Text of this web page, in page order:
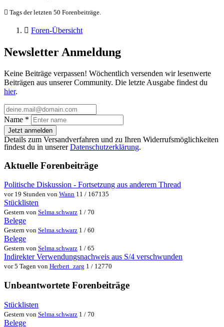
Tags der letzten 50 Forenbeiträge.
Foren-Übersicht
Newsletter Anmeldung
Keine Beiträge verpassen! Wöchentlich versenden wir lesenwerte
Beiträgen aus unserer Community. Die letzte Ausgabe findest du
hier.
Name *
Jetzt anmelden
Details zum Versandverfahren und zu Ihren Widerrufsmöglichkeiten
findest du in unsererDatenschutzerklärung.
Aktuelle Forenbeiträge
Politische Diskussion - Fortsetzung aus anderem Thread
vor 19 Stunden von Wann 11 / 167135
Stücklisten
Gestern von Selma.schwarz 1 / 70
Belege
Gestern von Selma.schwarz 1 / 60
Belege
Gestern von Selma.schwarz 1 / 65
Indirekter Verwendungsnachweis aus S/4 verschwunden
vor 5 Tagen von Herbert_zarg 1 / 12770
Unbeantwortete Forenbeiträge
Stücklisten
Gestern von Selma.schwarz 1 / 70
Belege